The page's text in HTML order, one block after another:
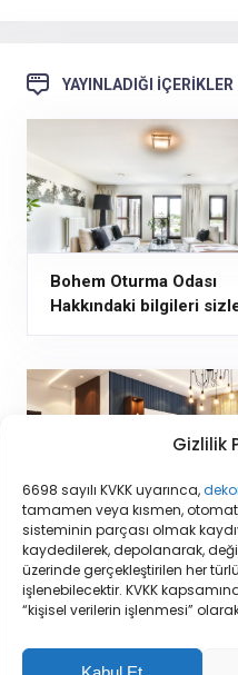
Gizlilik
6698 sayılı KVKK uyarınca,
tamamen veya kısmen,
sisteminin parçası olmak
kaydedilerek, depolanarak,
üzerinde gerçekleştirilen her
işlenebilecektir. KVKK
“kişisel verilerin işlenmesi”
YAYINLADIĞI İÇERİKLER
Bohem Oturma Odası
Hakkındaki bilgileri
Oda Dekorasyonu